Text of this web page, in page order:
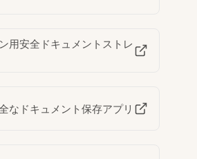
用安全ドキュメントストレ
なドキュメント保存アプリ